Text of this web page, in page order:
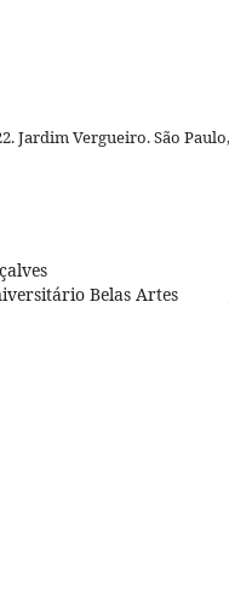
Jardim Vergueiro. São Paulo,
Belas Artes